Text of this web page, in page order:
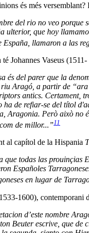
és més
del rio no veo
ulterior, que hoy
llamaron a las
Johannes Vaseus
és del parer que la
Aragó, a partir de
antics. Certament,
ha de refiar-se del títol
Aragonia. Però això
de millor...”11
al capítol de la Hispania
que todas las prouinçias
Españoles
en lugar de
1600), contemporani
d’este nombre
Beuter escrive, que